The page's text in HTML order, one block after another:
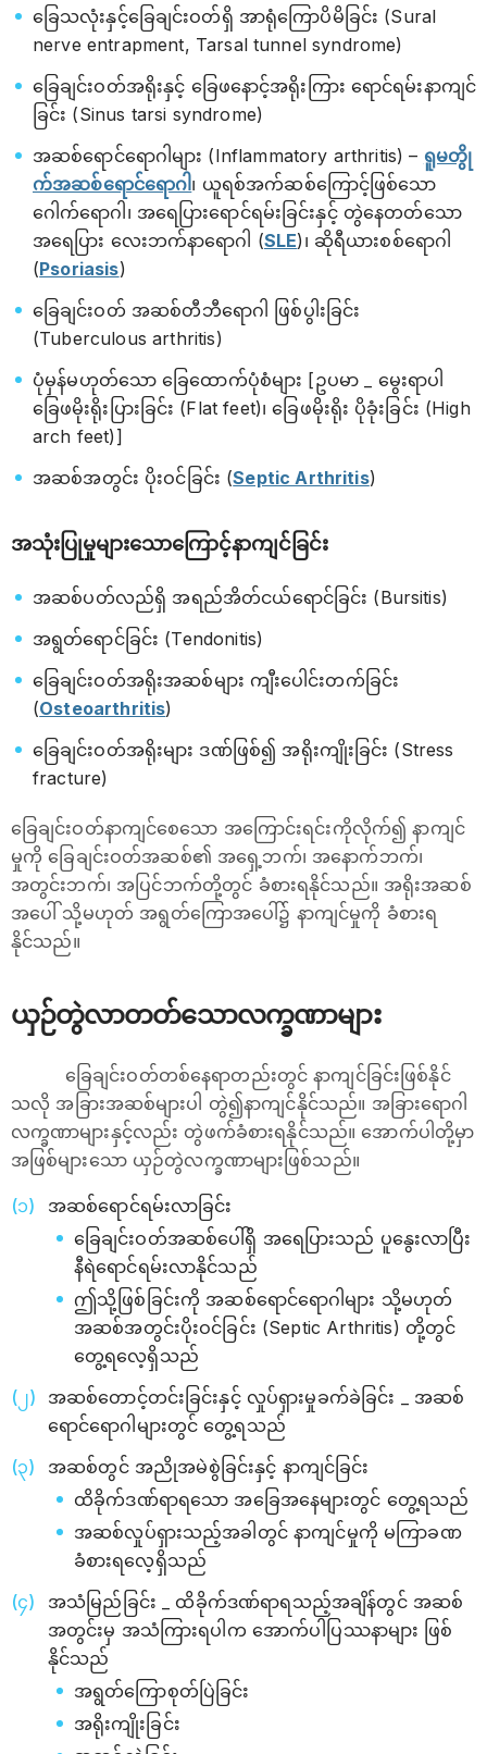
ခြေသလုံးနှင့်ခြေချင်းဝတ်ရှိ အာရုံကြောပိမိခြင်း (Sural
nerve entrapment, Tarsal tunnel syndrome)
ခြေချင်းဝတ်အရိုးနှင့် ခြေဖနောင့်အရိုးကြား ရောင်ရမ်းနာကျင်
ခြင်း (Sinus tarsi syndrome)
အဆစ်ရောင်ရောဂါများ (Inflammatory arthritis) – ရူမတွို
က်အဆစ်ရောင်ရောဂါ ၊ ယူရစ်အက်ဆစ်ကြောင့်ဖြစ်သော
ဂေါက်ရောဂါ၊ အရေပြားရောင်ရမ်းခြင်းနှင့် တွဲနေတတ်သော
အရေပြား လေးဘက်နာရောဂါ (SLE)၊ ဆိုရီယားစစ်ရောဂါ
(Psoriasis)
ခြေချင်းဝတ် အဆစ်တီဘီရောဂါ ဖြစ်ပွါးခြင်း
(Tuberculous arthritis)
ပုံမှန်မဟုတ်သော ခြေထောက်ပုံစံများ [ဥပမာ _ မွေးရာပါ
ခြေဖမိုးရိုးပြားခြင်း (Flat feet)၊ ခြေဖမိုးရိုး ပိုခုံးခြင်း (High
arch feet)]
အဆစ်အတွင်း ပိုးဝင်ခြင်း (Septic Arthritis)
အသုံးပြုမှုများသောကြောင့်နာကျင်ခြင်း
အဆစ်ပတ်လည်ရှိ အရည်အိတ်ငယ်ရောင်ခြင်း (Bursitis)
အရွတ်ရောင်ခြင်း (Tendonitis)
ခြေချင်းဝတ်အရိုးအဆစ်များ ကျီးပေါင်းတက်ခြင်း
(Osteoarthritis)
ခြေချင်းဝတ်အရိုးများ ဒဏ်ဖြစ်၍ အရိုးကျိုးခြင်း (Stress
fracture)
ခြေချင်းဝတ်နာကျင်စေသော အကြောင်းရင်းကိုလိုက်၍ နာကျင်
မှုကို ခြေချင်းဝတ်အဆစ်၏ အရှေ့ဘက်၊ အနောက်ဘက်၊
အတွင်းဘက်၊ အပြင်ဘက်တို့တွင် ခံစားရနိုင်သည်။ အရိုးအဆစ်
အပေါ် သို့မဟုတ် အရွတ်ကြောအပေါ်၌ နာကျင်မှုကို ခံစားရ
နိုင်သည်။
ယှဉ်တွဲလာတတ်သောလက္ခဏာများ
ခြေချင်းဝတ်တစ်နေရာတည်းတွင် နာကျင်ခြင်းဖြစ်နိုင်
သလို အခြားအဆစ်များပါ တွဲ၍နာကျင်နိုင်သည်။ အခြားရောဂါ
လက္ခဏာများနှင့်လည်း တွဲဖက်ခံစားရနိုင်သည်။ အောက်ပါတို့မှာ
အဖြစ်များသော ယှဉ်တွဲလက္ခဏာများဖြစ်သည်။
အဆစ်ရောင်ရမ်းလာခြင်း
ခြေချင်းဝတ်အဆစ်ပေါ်ရှိ အရေပြားသည် ပူနွေးလာပြီး
နီရဲရောင်ရမ်းလာနိုင်သည်
ဤသို့ဖြစ်ခြင်းကို အဆစ်ရောင်ရောဂါများ သို့မဟုတ်
အဆစ်အတွင်းပိုးဝင်ခြင်း (Septic Arthritis) တို့တွင်
တွေ့ရလေ့ရှိသည်
အဆစ်တောင့်တင်းခြင်းနှင့် လှုပ်ရှားမှုခက်ခဲခြင်း _ အဆစ်
ရောင်ရောဂါများတွင် တွေ့ရသည်
အဆစ်တွင် အညိုအမဲစွဲခြင်းနှင့် နာကျင်ခြင်း
ထိခိုက်ဒဏ်ရာရသော အခြေအနေများတွင် တွေ့ရသည်
အဆစ်လှုပ်ရှားသည့်အခါတွင် နာကျင်မှုကို မကြာခဏ
ခံစားရလေ့ရှိသည်
အသံမြည်ခြင်း _ ထိခိုက်ဒဏ်ရာရသည့်အချိန်တွင် အဆစ်
အတွင်းမှ အသံကြားရပါက အောက်ပါပြဿနာများ ဖြစ်
နိုင်သည်
အရွတ်ကြောစုတ်ပြဲခြင်း
အရိုးကျိုးခြင်း